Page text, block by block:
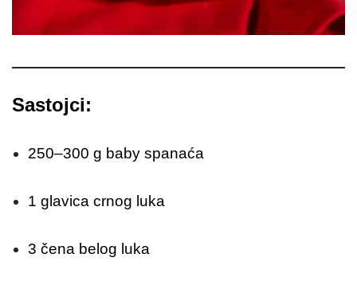
Sastojci:
250–300 g baby spanaća
1 glavica crnog luka
3 čena belog luka